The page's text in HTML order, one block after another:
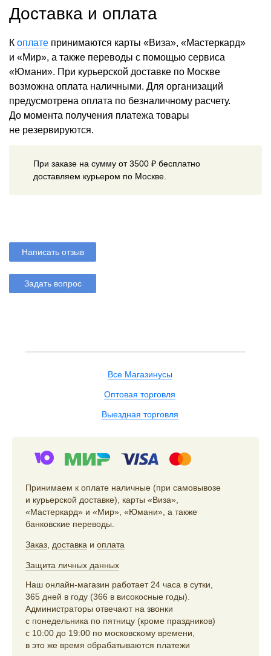
Доставка и оплата
К оплате принимаются карты «Виза», «Мастеркард»
и «Мир», а также переводы с помощью сервиса
«Юмани». При курьерской доставке по Москве
возможна оплата наличными. Для организаций
предусмотрена оплата по безналичному расчету.
До момента получения платежа товары
не резервируются.
При заказе на сумму от 3500 ₽ бесплатно
доставляем курьером по Москве.
Написать отзыв
Задать вопрос
Все Магазинусы
Оптовая торговля
Выездная торговля
Принимаем к оплате наличные (при самовывозе
и курьерской доставке), карты «Виза»,
«Мастеркард» и «Мир», «Юмани», а также
банковские переводы.
Заказ доставка и оплата
Защита личных данных
Наш онлайн-магазин работает 24 часа в сутки,
365 дней в году (366 в високосные годы).
Администраторы отвечают на звонки
с понедельника по пятницу (кроме праздников)
с 10:00 до 19:00 по московскому времени,
в это же время обрабатываются платежи